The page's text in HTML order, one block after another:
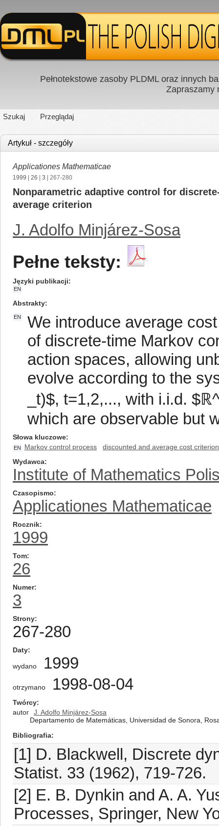
Pełnotekstowe zasoby PLDML oraz innych
Zapraszamy
Szukaj Przeglądaj
Artykuł - szczegóły
Applicationes Mathematicae
1999 26 3 | 267-280
Nonparametric adaptive control for
average criterion
J. Adolfo Minjárez-Sosa
Pełne teksty:
Języki publikacji
EN
Abstrakty
EN
We introduce average
of discrete-time Markov
action spaces, allowing
evolve according to the
_t)$, t=1,2,..., with i.i.d.
which are observable but
Słowa kluczowe
EN Markov control process
discounted and average cost criterion
Wydawca
Institute of Mathematics
Czasopismo
Applicationes Mathematicae
Rocznik
1999
Tom
26
Numer
3
Strony
267-280
Daty
wydano 1999
otrzymano 1998-08-04
Twórcy
autor
J. Adolfo Minjárez-Sosa
Departamento de Matemáticas, Universidad de Sonora,
Bibliografia
[1] D. Blackwell, Discrete
Statist. 33 (1962), 719-726.
[2] E. B. Dynkin and A. A.
Processes, Springer, New